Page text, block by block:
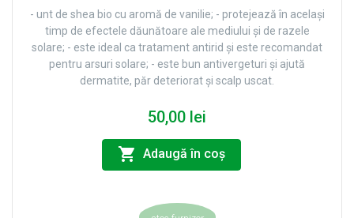
- unt de shea bio cu aromă de vanilie; - protejează în același
timp de efectele dăunătoare ale mediului și de razele
solare; - este ideal ca tratament antirid și este recomandat
pentru arsuri solare; - este bun antivergeturi și ajută
dermatite, păr deteriorat și scalp uscat.
50,00 lei
Adaugă în coş